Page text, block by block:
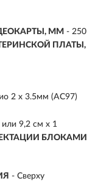
ММ - 250
ПЛАТЫ,
2 x 3.5мм (AC97)
9,2 см x 1
БЛОКАМИ
- Сверху